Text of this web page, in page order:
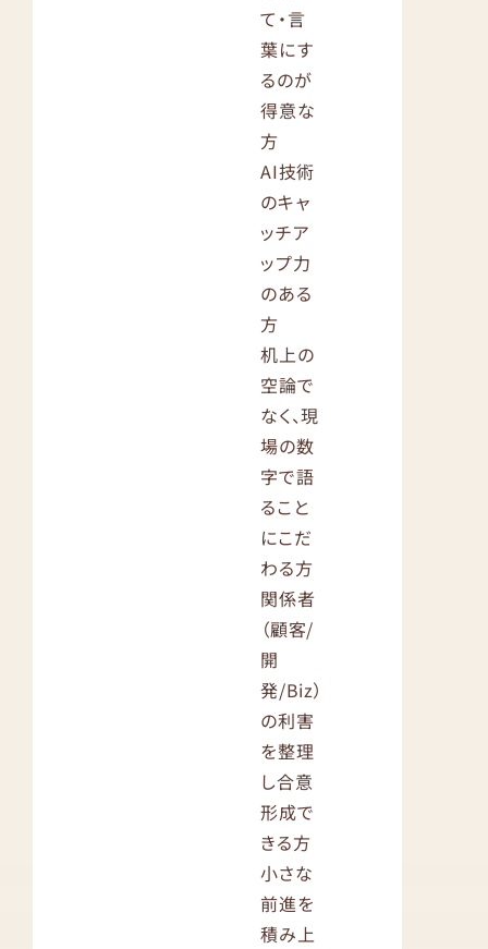
て・言
葉にす
るのが
得意な
方
AI技術
のキャ
ッチア
ップ力
のある
方
机上の
空論で
なく、現
場の数
字で語
ること
にこだ
わる方
関係者
（顧客/
開
発/Biz）
の利害
を整理
し合意
形成で
きる方
小さな
前進を
積み上